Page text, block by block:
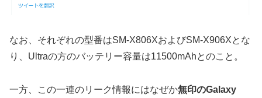
なお、それぞれの型番はSM-X806XおよびSM-X906Xとな
り、Ultraの方のバッテリー容量は11500mAhとのこと。
一方、この一連のリーク情報にはなぜか無印のGalaxy